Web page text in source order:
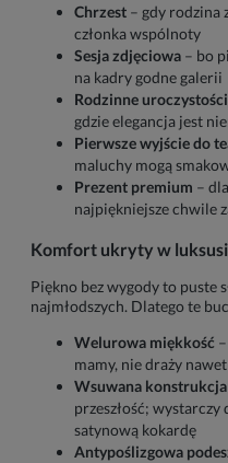
Chrzest – gdy rodzina
członka wspólnoty
Sesja zdjęciowa – bo
na kadry godne galerii
Rodzinne uroczystości
gdzie elegancja jest
Pierwsze wyjście do
maluchy mogą
Prezent premium –
najpiękniejsze chwile
Komfort ukryty w
Piękno bez wygody to puste
najmłodszych. Dlatego te
Welurowa miękkość
mamy, nie draży
Wsuwana konstrukcja
przeszłość;
satynową kokardę
Antypoślizgowa